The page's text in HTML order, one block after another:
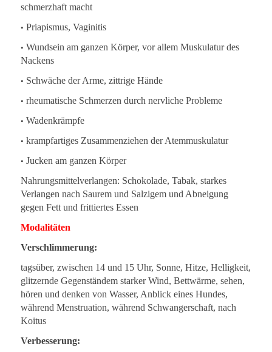
schmerzhaft macht
• Priapismus, Vaginitis
• Wundsein am ganzen Körper, vor allem Muskulatur des
Nackens
• Schwäche der Arme, zittrige Hände
• rheumatische Schmerzen durch nervliche Probleme
• Wadenkrämpfe
• krampfartiges Zusammenziehen der Atemmuskulatur
• Jucken am ganzen Körper
Nahrungsmittelverlangen: Schokolade, Tabak, starkes
Verlangen nach Saurem und Salzigem und Abneigung
gegen Fett und frittiertes Essen
Modalitäten
Verschlimmerung:
tagsüber, zwischen 14 und 15 Uhr, Sonne, Hitze, Helligkeit,
glitzernde Gegenständem starker Wind, Bettwärme, sehen,
hören und denken von Wasser, Anblick eines Hundes,
während Menstruation, während Schwangerschaft, nach
Koitus
Verbesserung: